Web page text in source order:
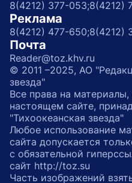
8(4212) 377-053;8(4212)
Реклама
8(4212) 477-650;8(4212)
Почта
Reader@toz.khv.ru
© 2011 –2025, АО
звезда"
Все права на
настоящем сайте,
"Тихоокеанская звезда"
Любое использование
сайта допускается
с обязательной
сайт http://toz.su
Часть изображений